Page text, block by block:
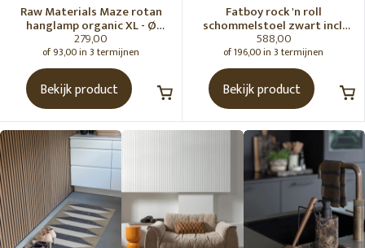
Raw Materials Maze rotan
hanglamp organic XL - Ø
75x31 cm
279,00
of 93,00 in 3 termijnen
Bekijk product
Fatboy rock 'n roll
schommelstoel zwart incl.
original Outdoor zitzak
Stripe Cacao
588,00
of 196,00 in 3 termijnen
Bekijk product